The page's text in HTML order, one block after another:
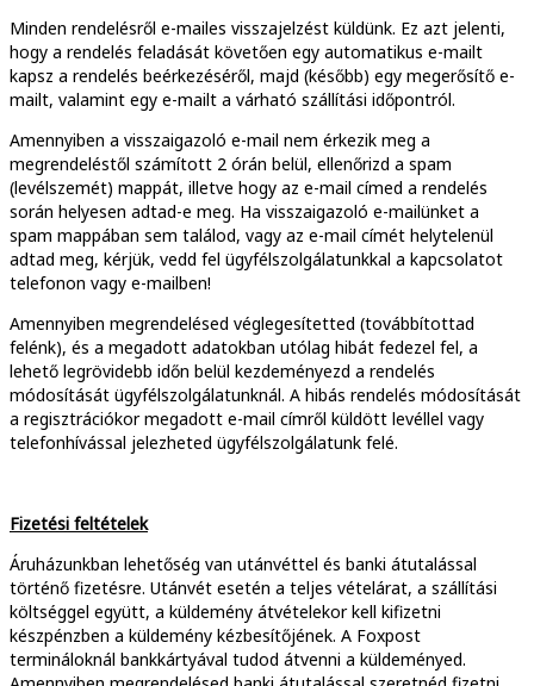
Minden rendelésről e-mailes visszajelzést küldünk. Ez azt jelenti,
hogy a rendelés feladását követően egy automatikus e-mailt
kapsz a rendelés beérkezéséről, majd (később) egy megerősítő e-
mailt, valamint egy e-mailt a várható szállítási időpontról.
Amennyiben a visszaigazoló e-mail nem érkezik meg a
megrendeléstől számított 2 órán belül, ellenőrizd a spam
(levélszemét) mappát, illetve hogy az e-mail címed a rendelés
során helyesen adtad-e meg. Ha visszaigazoló e-mailünket a
spam mappában sem találod, vagy az e-mail címét helytelenül
adtad meg, kérjük, vedd fel ügyfélszolgálatunkkal a kapcsolatot
telefonon vagy e-mailben!
Amennyiben megrendelésed véglegesítetted (továbbítottad
felénk), és a megadott adatokban utólag hibát fedezel fel, a
lehető legrövidebb időn belül kezdeményezd a rendelés
módosítását ügyfélszolgálatunknál. A hibás rendelés módosítását
a regisztrációkor megadott e-mail címről küldött levéllel vagy
telefonhívással jelezheted ügyfélszolgálatunk felé.
Fizetési feltételek
Áruházunkban lehetőség van utánvéttel és banki átutalással
történő fizetésre. Utánvét esetén a teljes vételárat, a szállítási
költséggel együtt, a küldemény átvételekor kell kifizetni
készpénzben a küldemény kézbesítőjének. A Foxpost
termináloknál bankkártyával tudod átvenni a küldeményed.